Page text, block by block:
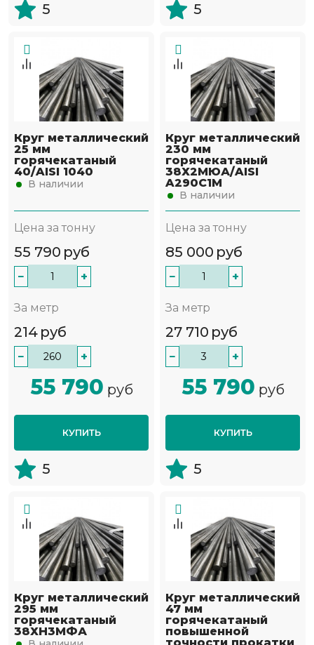
5 5
Круг металлический
25 мм
горячекатаный
40/AISI 1040
В наличии
Цена за тонну
55 790 руб
− +
За метр
214 руб
− +
55 790 руб
КУПИТЬ
5
Круг металлический
230 мм
горячекатаный
38Х2МЮА/AISI
A290C1M
В наличии
Цена за тонну
85 000 руб
− +
За метр
27 710 руб
− +
55 790 руб
КУПИТЬ
5
Круг металлический
295 мм
горячекатаный
38ХН3МФА
Круг металлический
47 мм
горячекатаный
повышенной